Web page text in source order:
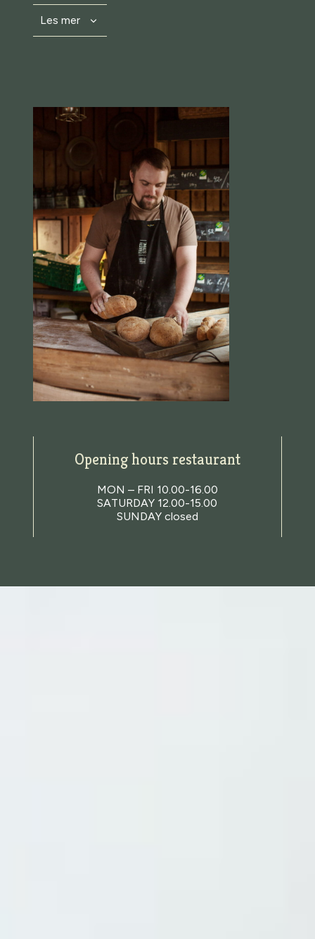
Les mer
Opening hours restaurant
MON – FRI 10.00-16.00
SATURDAY 12.00-15.00
SUNDAY closed